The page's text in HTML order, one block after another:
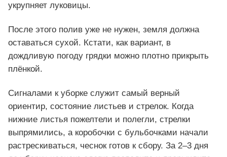
укрупняет луковицы.
После этого полив уже не нужен, земля должна
оставаться сухой. Кстати, как вариант, в
дождливую погоду грядки можно плотно прикрыть
плёнкой.
Сигналами к уборке служит самый верный
ориентир, состояние листьев и стрелок. Когда
нижние листья пожелтели и полегли, стрелки
выпрямились, а коробочки с бульбочками начали
растрескиваться, чеснок готов к сбору. За 2–3 дня